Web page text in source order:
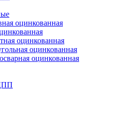
оцинкованная
оцинкованная
оцинкованная
оцинкованная